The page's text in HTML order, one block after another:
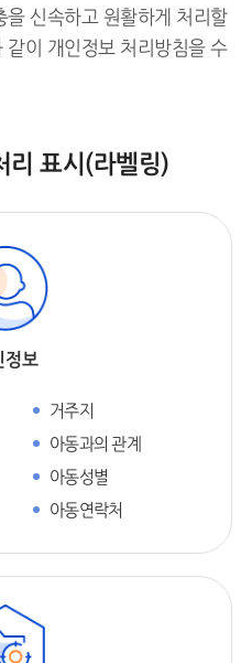
신속하고 원활하게 처리할
이 개인정보 처리방침을 수
리 표시(라벨링)
정보
거주지
아동과의 관계
아동성별
아동연락처